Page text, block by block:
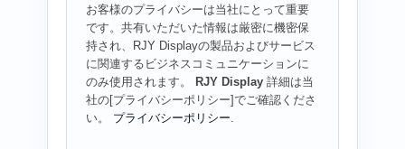
お客様のプライバシーは当社にとって重要
です。共有いただいた情報は厳密に機密保
持され、RJY Displayの製品およびサービス
に関連するビジネスコミュニケーションに
のみ使用されます。
RJY Display 詳細は当
社の[プライバシーポリシー]でご確認くださ
い。 プライバシーポリシー